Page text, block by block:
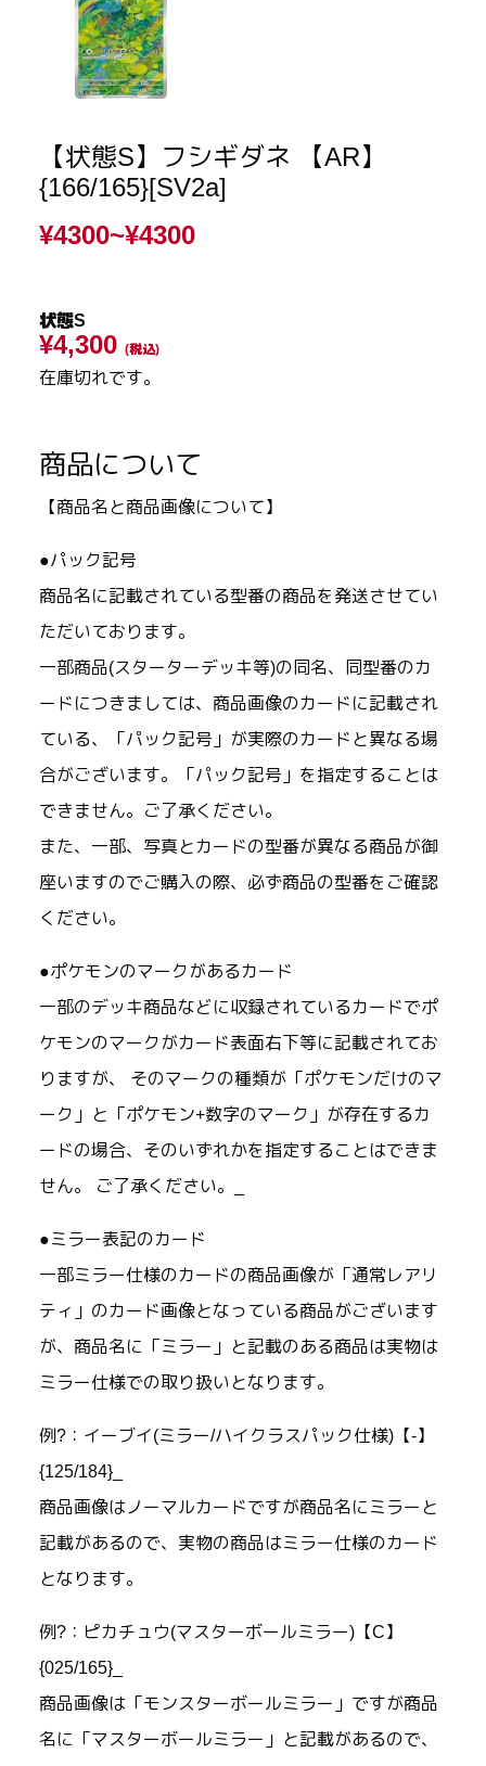
【状態S】フシギダネ 【AR】
{166/165}[SV2a]
¥4300~¥4300
状態S
¥4,300 (税込)
在庫切れです。
商品について
【商品名と商品画像について】
●パック記号
商品名に記載されている型番の商品を発送させてい
ただいております。
一部商品(スターターデッキ等)の同名、同型番のカ
ードにつきましては、商品画像のカードに記載され
ている、「パック記号」が実際のカードと異なる場
合がございます。「パック記号」を指定することは
できません。ご了承ください。
また、一部、写真とカードの型番が異なる商品が御
座いますのでご購入の際、必ず商品の型番をご確認
ください。
●ポケモンのマークがあるカード
一部のデッキ商品などに収録されているカードでポ
ケモンのマークがカード表面右下等に記載されてお
りますが、 そのマークの種類が「ポケモンだけのマ
ーク」と「ポケモン+数字のマーク」が存在するカ
ードの場合、そのいずれかを指定することはできま
せん。 ご了承ください。_
●ミラー表記のカード
一部ミラー仕様のカードの商品画像が「通常レアリ
ティ」のカード画像となっている商品がございます
が、商品名に「ミラー」と記載のある商品は実物は
ミラー仕様での取り扱いとなります。
例?：イーブイ(ミラー/ハイクラスパック仕様)【-】
{125/184}_
商品画像はノーマルカードですが商品名にミラーと
記載があるので、実物の商品はミラー仕様のカード
となります。
例?：ピカチュウ(マスターボールミラー)【C】
{025/165}_
商品画像は「モンスターボールミラー」ですが商品
名に「マスターボールミラー」と記載があるので、